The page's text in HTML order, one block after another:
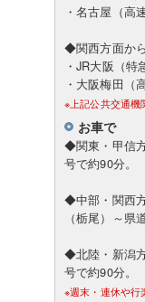
・名古屋（
◆関西方面から
・JR大阪（
・大阪梅田
※上記公共交通機
お車で
◆関東・甲信
号で約90分。
◆中部・関西
（栃尾）～県
◆北陸・新潟
号で約90分。
※週末・連休や行